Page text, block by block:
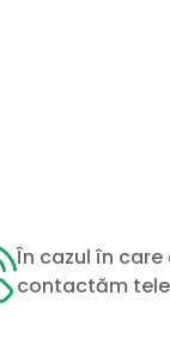
În cazul în
contactăm